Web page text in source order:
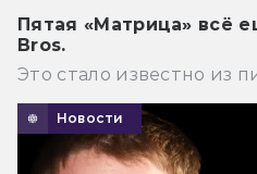
Пятая «Матрица» всё
Bros.
Это стало известно из
Новости